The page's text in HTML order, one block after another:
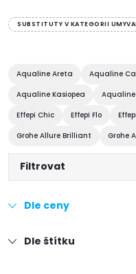
SUBSTITUTY V KATEGORII
Aqualine Areta Aqualine
Aqualine Kasiopea
Effepi Chic
Effepi Flo
Grohe Allure Brilliant
Grohe
Filtrovat
Dle ceny
Dle štítku